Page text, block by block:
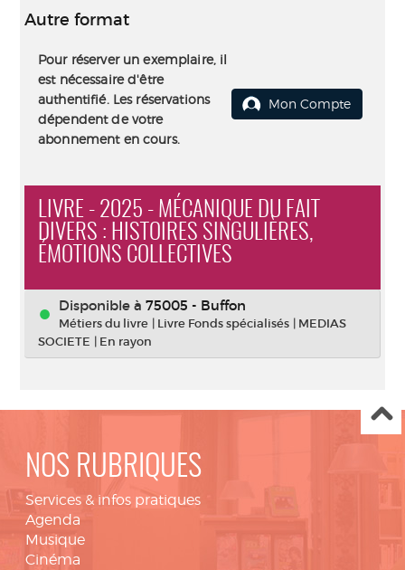
Autre format
Pour réserver un exemplaire, il
est nécessaire d'être
authentifié. Les réservations
dépendent de votre
abonnement en cours.
Mon Compte
LIVRE - 2025 - MÉCANIQUE DU FAIT
DIVERS : HISTOIRES SINGULIÈRES,
ÉMOTIONS COLLECTIVES
Disponible à 75005 - Buffon
Métiers du livre | Livre Fonds spécialisés | MEDIAS
SOCIETE | En rayon
NOS RUBRIQUES
Services & infos pratiques
Agenda
Musique
Cinéma